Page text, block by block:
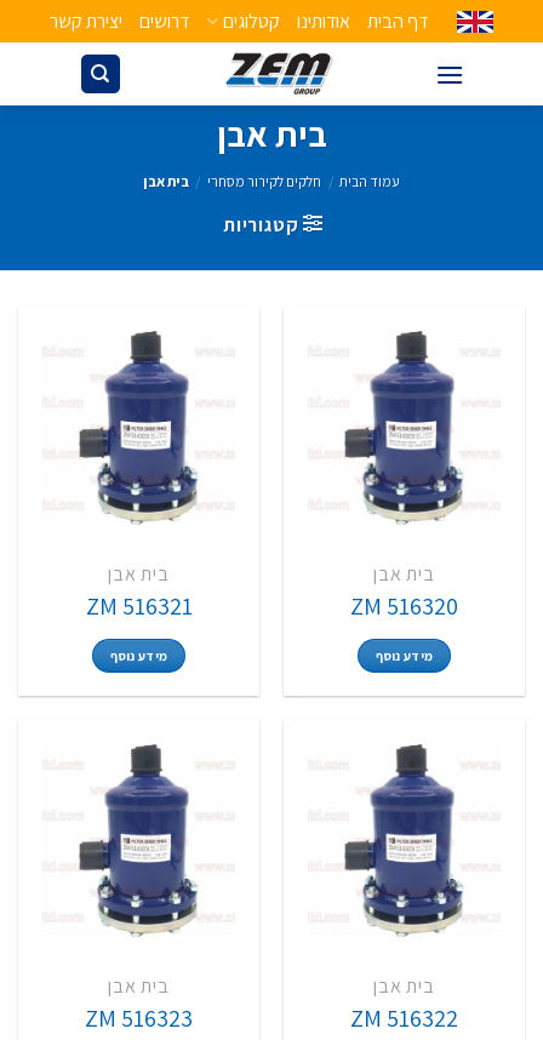
דף הבית אודותינו קטלוגים דרושים יצירת קשר
בית אבן
עמוד הבית / חלקים לקירור מסחרי / בית אבן
קטגוריות
בית אבן
ZM 516320
מידע נוסף
בית אבן
ZM 516321
מידע נוסף
בית אבן
ZM 516322
בית אבן
ZM 516323